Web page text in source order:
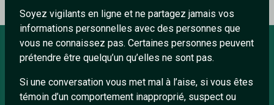
Soyez vigilants en ligne et ne partagez jamais vos
informations personnelles avec des personnes que
vous ne connaissez pas. Certaines personnes peuvent
prétendre être quelqu’un qu’elles ne sont pas.
Si une conversation vous met mal à l’aise, si vous êtes
témoin d’un comportement inapproprié, suspect ou
Conditions générales